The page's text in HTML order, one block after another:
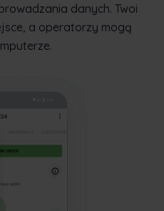
danych. Twoi
a operatorzy mogą